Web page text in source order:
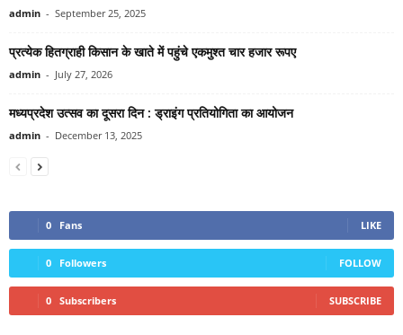
admin - September 25, 2025
प्रत्येक हितग्राही किसान के खाते में पहुंचे एकमुश्त चार हजार रूपए
admin - July 27, 2026
मध्यप्रदेश उत्सव का दूसरा दिन : ड्राइंग प्रतियोगिता का आयोजन
admin - December 13, 2025
0 Fans LIKE
0 Followers FOLLOW
0 Subscribers SUBSCRIBE